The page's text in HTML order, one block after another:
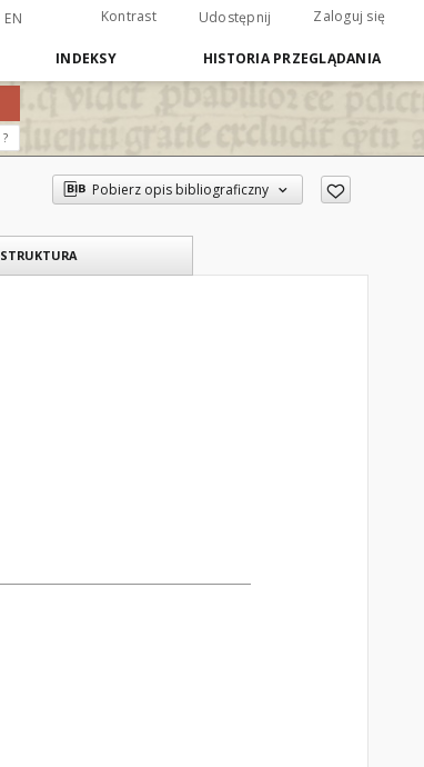
EN Kontrast Udostępnij Zaloguj się
INDEKSY HISTORIA PRZEGLĄDANIA
?
Pobierz opis bibliograficzny
STRUKTURA